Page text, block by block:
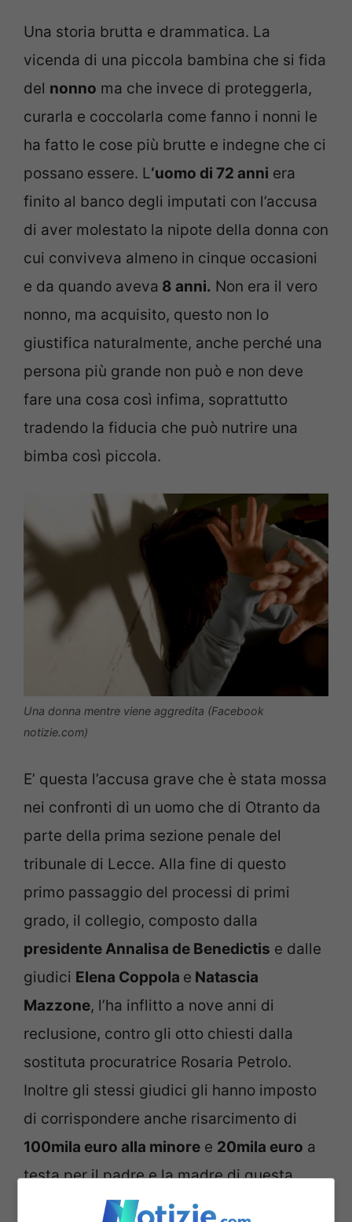
Una storia brutta e drammatica. La
vicenda di una piccola bambina che si fida
del nonno ma che invece di proteggerla,
curarla e coccolarla come fanno i nonni le
ha fatto le cose più brutte e indegne che ci
possano essere. L‘uomo di 72 anni era
finito al banco degli imputati con l’accusa
di aver molestato la nipote della donna con
cui conviveva almeno in cinque occasioni
e da quando aveva 8 anni. Non era il vero
nonno, ma acquisito, questo non lo
giustifica naturalmente, anche perché una
persona più grande non può e non deve
fare una cosa così infima, soprattutto
tradendo la fiducia che può nutrire una
bimba così piccola.
Una donna mentre viene aggredita (Facebook
notizie.com)
E’ questa l’accusa grave che è stata mossa
nei confronti di un uomo che di Otranto da
parte della prima sezione penale del
tribunale di Lecce. Alla fine di questo
primo passaggio del processi di primi
grado, il collegio, composto dalla
presidente Annalisa de Benedictis e dalle
giudici Elena Coppola e Natascia
Mazzone, l’ha inflitto a nove anni di
reclusione, contro gli otto chiesti dalla
sostituta procuratrice Rosaria Petrolo.
Inoltre gli stessi giudici gli hanno imposto
di corrispondere anche risarcimento di
100mila euro alla minore e 20mila euro a
testa per il padre e la madre di questa
piccola bambina.